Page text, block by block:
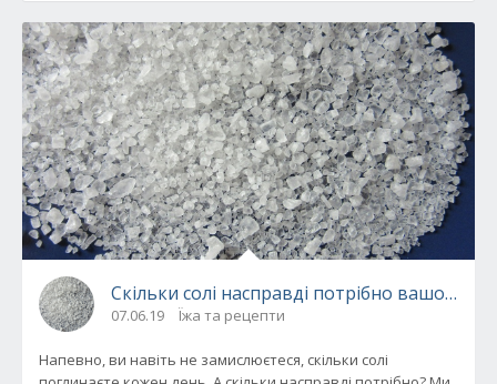
Скільки солі насправді потрібно вашому
07.06.19 Їжа та рецепти
Напевно, ви навіть не замислюєтеся, скільки солі